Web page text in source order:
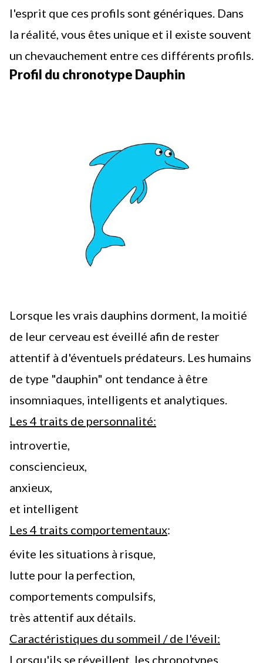
l'esprit que ces profils sont génériques. Dans
la réalité, vous êtes unique et il existe souvent
un chevauchement entre ces différents profils.
Profil du chronotype Dauphin
Lorsque les vrais dauphins dorment, la moitié
de leur cerveau est éveillé afin de rester
attentif à d'éventuels prédateurs. Les humains
de type "dauphin" ont tendance à être
insomniaques, intelligents et analytiques.
Les 4 traits de personnalité:
introvertie,
consciencieux,
anxieux,
et intelligent
Les 4 traits comportementaux:
évite les situations à risque,
lutte pour la perfection,
comportements compulsifs,
très attentif aux détails.
Caractéristiques du sommeil / de l'éveil:
Lorsqu'ils se réveillent, les chronotypes